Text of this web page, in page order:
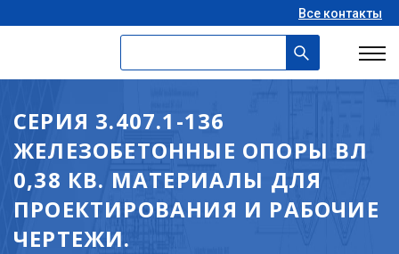
Все контакты
СЕРИЯ 3.407.1-136
ЖЕЛЕЗОБЕТОННЫЕ ОПОРЫ ВЛ
0,38 КВ. МАТЕРИАЛЫ ДЛЯ
ПРОЕКТИРОВАНИЯ И РАБОЧИЕ
ЧЕРТЕЖИ.